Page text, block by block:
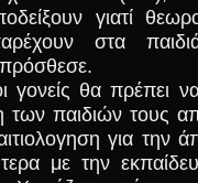
γιατί
στα
γονείς θα πρέπει
παιδιών τους
για την
με την